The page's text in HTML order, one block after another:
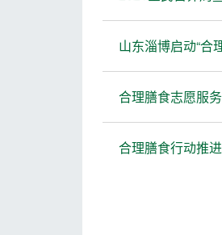
山东淄博启动“合
合理膳食志愿服
合理膳食行动推